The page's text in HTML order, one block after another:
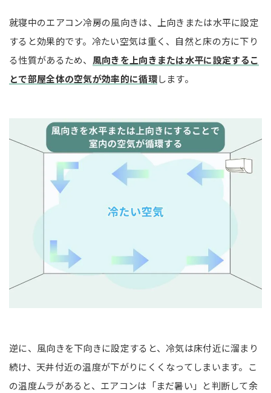
就寝中のエアコン冷房の風向きは、上向きまたは水平に設定
すると効果的です。冷たい空気は重く、自然と床の方に下り
る性質があるため、 風向きを上向きまたは水平に設定するこ
とで部屋全体の空気が効率的に循環します。
逆に、風向きを下向きに設定すると、冷気は床付近に溜まり
続け、天井付近の温度が下がりにくくなってしまいます。こ
の温度ムラがあると、エアコンは「まだ暑い」と判断して余